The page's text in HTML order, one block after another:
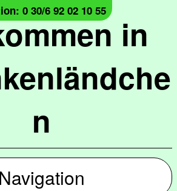
in
n
0 30/6 92 02 10 55
Navigation